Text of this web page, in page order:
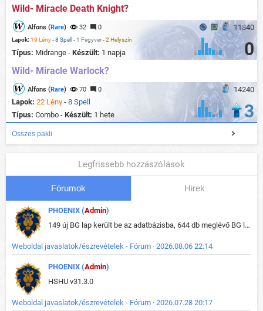
Wild- Miracle Death Knight?
11840
Alfons (Rare) 32 0
Lapok: 19 Lény-8 Spell - 1 Fegyver-2 Helyszín
Típus: Midrange - Készült: 1 napja 0
Wild- Miracle Warlock?
14240
Alfons (Rare) 70 0
Lapok: 22 Lény - 8 Spell
Típus: Combo - Készült: 1 hete 3
Összes pakli
Legfrissebb hozzászólások
Fórumok Hirek
PHOENIX (Admin)
149 új BG lap került be az adatbázisba, 644 db meglévő BG lap módosult, bekerültek az új képek a megváltozott lapokhoz is.
Weboldal javaslatok/észrevételek - Fórum · 2026.08.06 22:14
PHOENIX (Admin)
HSHU v31.3.0
Weboldal javaslatok/észrevételek - Fórum · 2026.07.28 20:17